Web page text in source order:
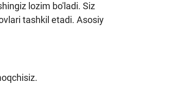
lozim bo'ladi. Siz
tashkil etadi. Asosiy